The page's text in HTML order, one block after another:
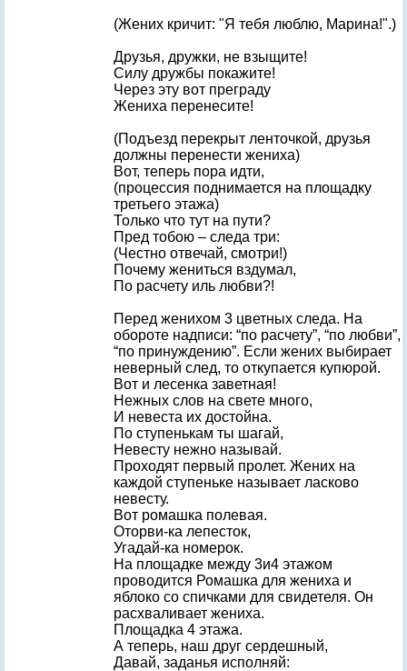
(Жених кричит: "Я тебя люблю, Марина!".)
Друзья, дружки, не взыщите!
Силу дружбы покажите!
Через эту вот преграду
Жениха перенесите!
(Подъезд перекрыт ленточкой, друзья
должны перенести жениха)
Вот, теперь пора идти,
(процессия поднимается на площадку
третьего этажа)
Только что тут на пути?
Пред тобою – следа три:
(Честно отвечай, смотри!)
Почему жениться вздумал,
По расчету иль любви?!
Перед женихом 3 цветных следа. На
обороте надписи: “по расчету”, “по любви”,
“по принуждению”. Если жених выбирает
неверный след, то откупается купюрой.
Вот и лесенка заветная!
Нежных слов на свете много,
И невеста их достойна.
По ступенькам ты шагай,
Невесту нежно называй.
Проходят первый пролет. Жених на
каждой ступеньке называет ласково
невесту.
Вот ромашка полевая.
Оторви-ка лепесток,
Угадай-ка номерок.
На площадке между 3и4 этажом
проводится Ромашка для жениха и
яблоко со спичками для свидетеля. Он
расхваливает жениха.
Площадка 4 этажа.
А теперь, наш друг сердешный,
Давай, заданья исполняй: